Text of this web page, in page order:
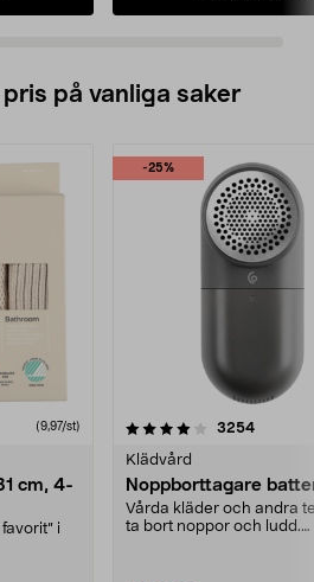
på vanliga saker
(9,97/st)
cm, 4-
i
-25%
3254
Klädvård
Noppborttagare
Vårda kläder och andra
ta bort noppor och ludd.
4.5av 5 stjärnor